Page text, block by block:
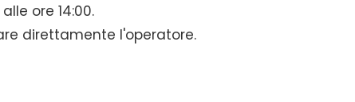
ore 14:00.
direttamente l'operatore.